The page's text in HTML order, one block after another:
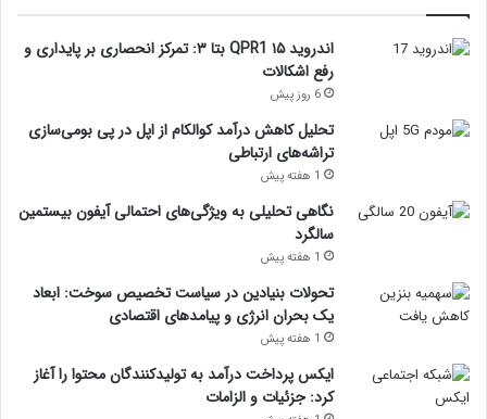
اندروید ۱۵ QPR1 بتا ۳: تمرکز انحصاری بر پایداری و
رفع اشکالات
6 روز پیش
تحلیل کاهش درآمد کوالکام از اپل در پی بومی‌سازی
تراشه‌های ارتباطی
1 هفته پیش
نگاهی تحلیلی به ویژگی‌های احتمالی آیفون بیستمین
سالگرد
1 هفته پیش
تحولات بنیادین در سیاست تخصیص سوخت: ابعاد
یک بحران انرژی و پیامدهای اقتصادی
1 هفته پیش
ایکس پرداخت درآمد به تولیدکنندگان محتوا را آغاز
کرد: جزئیات و الزامات